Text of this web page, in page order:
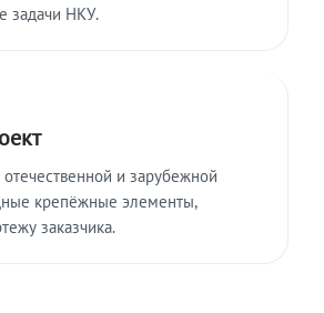
задачи НКУ.
и зарубежной
крепёжные элементы,
заказчика.